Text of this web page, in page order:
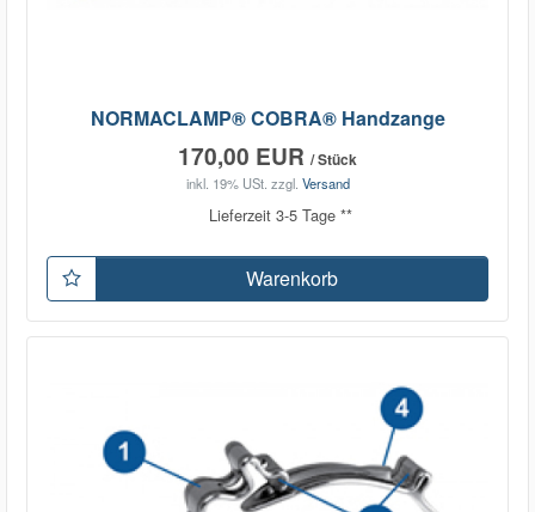
NORMACLAMP® COBRA® Handzange
170,00 EUR / Stück
inkl. 19% USt. zzgl. Versand
Lieferzeit 3-5 Tage **
Warenkorb